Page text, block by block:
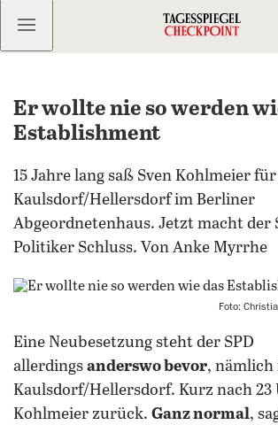
Kostenlos anmelden
Er wollte nie so werden
Establishment
15 Jahre lang saß Sven Kohlmeier
Kaulsdorf/Hellersdorf im Berliner
Abgeordnetenhaus. Jetzt macht der
Politiker Schluss. Von Anke Myrrhe
Foto:
Eine Neubesetzung steht der SPD
allerdings anderswo bevor, nämlich
Kaulsdorf/Hellersdorf. Kurz nach 23
Kohlmeier zurück. Ganz normal,